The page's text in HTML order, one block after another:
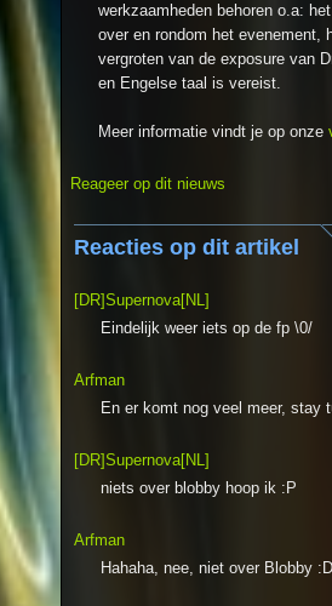
werkzaamheden behoren o.a:
over en rondom het evenement,
vergroten van de exposure van
en Engelse taal is vereist.
Meer informatie vindt je op onze
Reageer op dit nieuws
Reacties op dit artikel
[DR]Supernova[NL]
Eindelijk weer iets op de fp \0/
Arfman
En er komt nog veel meer, stay
[DR]Supernova[NL]
niets over blobby hoop ik :P
Arfman
Hahaha, nee, niet over Blobby :D